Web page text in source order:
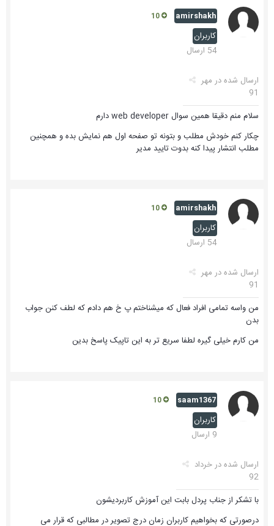
amirshakh
کاربران
54 ارسال
ارسال شده در مهر
91
سلام منم دقیقا همین سوال web developer دارم
چکار کنم خودش مطلب و بتونه تو صفحه اول هم نمایش بده و همچنین
مطلب انتشار پیدا کنه بدوت تایید مدیر
amirshakh
کاربران
54 ارسال
ارسال شده در مهر
91
من واسه تمامی افراد فعال که میشناختم پ خ هم دادم که لطف کنن جواب
بدن
من کارم خیلی گیره لطفا سریع تر به این تاپیک پاسخ بدین
saam1367
کاربران
9 ارسال
ارسال شده درخرداد
92
با تشکر از جناب پردل بابت این آموزش کاربردیشون
درصورتی که بخواهیم کاربران زمان درج تصویر در مطالبی که قرار می